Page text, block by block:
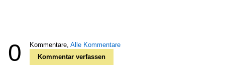
0 Kommentare, Alle Kommentare
Kommentar verfassen